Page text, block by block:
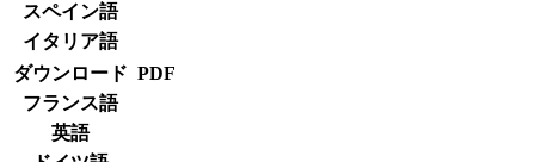
スペイン語
イタリア語
ダウンロード PDF
フランス語
英語